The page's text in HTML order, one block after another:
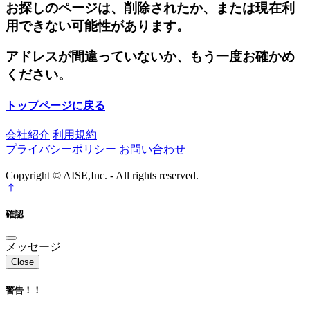
お探しのページは、削除されたか、または現在利
用できない可能性があります。
アドレスが間違っていないか、もう一度お確かめ
ください。
トップページに戻る
会社紹介 利用規約
プライバシーポリシー お問い合わせ
Copyright © AISE,Inc. - All rights reserved.
確認
メッセージ
Close
警告！！